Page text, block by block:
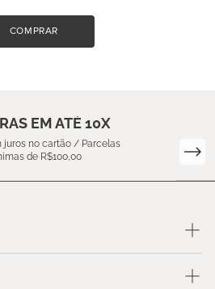
COMPRAR
EM ATÉ 10X
juros no cartão / Parcelas
de R$100,00